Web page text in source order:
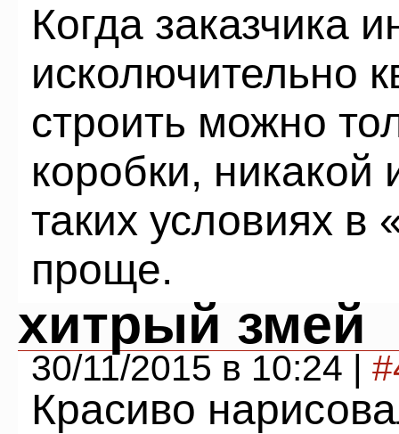
Когда заказчика
исколючительно
строить можно
коробки,
таких условиях в
проще.
хитрый змей
30/11/2015 в 10:24 |
Красиво